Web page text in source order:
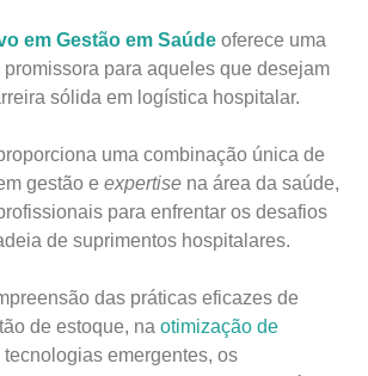
em Gestão em Saúde oferece uma
promissora para aqueles que desejam
sólida em logística hospitalar.
uma combinação única de
gestão e expertise na área da saúde,
para enfrentar os desafios
de suprimentos hospitalares.
das práticas eficazes de
de estoque, na otimização de
tecnologias emergentes, os